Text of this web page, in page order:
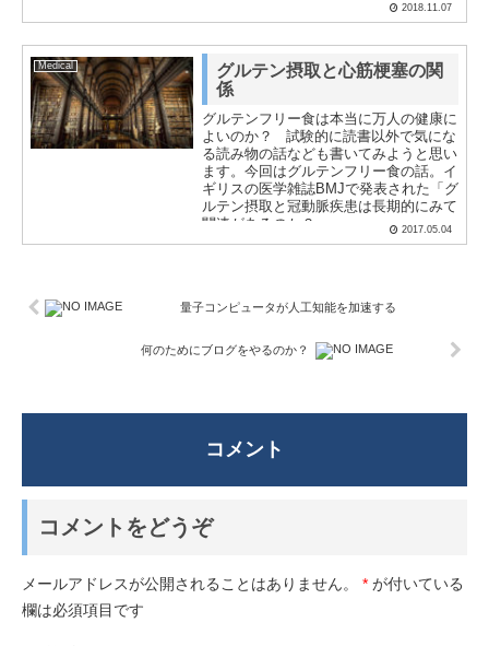
2018.11.07
Medical
グルテン摂取と心筋梗塞の関
係
グルテンフリー食は本当に万人の健康に
よいのか？ 試験的に読書以外で気にな
る読み物の話なども書いてみようと思い
ます。今回はグルテンフリー食の話。イ
ギリスの医学雑誌BMJで発表された「グ
ルテン摂取と冠動脈疾患は長期的にみて
関連があるのか？...
2017.05.04
量子コンピュータが人工知能を加速する
何のためにブログをやるのか？
コメント
コメントをどうぞ
メールアドレスが公開されることはありません。 * が付いている
欄は必須項目です